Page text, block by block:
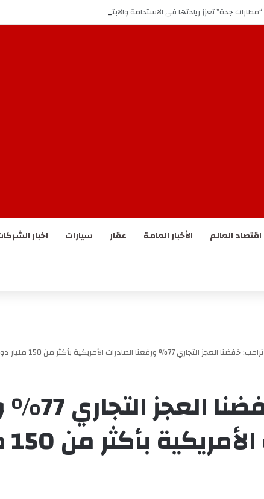
“مطارات جدة” تعزز ريادتها في الاستدامة والابتكار بحصولها على إنجازين وطني
اقتصاد العالم الأخبار العامة عقار سيارات اخبار
ترامب: خفضنا العجز التجاري 77% ورفعنا الصادرات الأمريكية بأكثر من 150 مليار دولار
ترامب: